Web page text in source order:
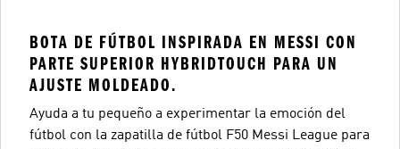
BOTA DE FÚTBOL INSPIRADA EN MESSI CON
PARTE SUPERIOR HYBRIDTOUCH PARA UN
AJUSTE MOLDEADO.
Ayuda a tu pequeño a experimentar la emoción del
fútbol con la zapatilla de fútbol F50 Messi League para